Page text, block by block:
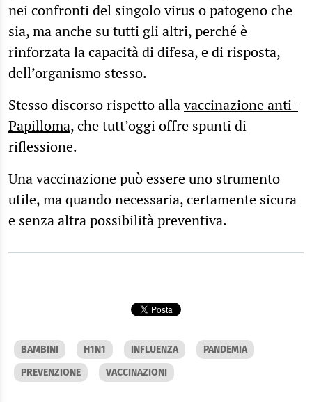
nei confronti del singolo virus o patogeno che
sia, ma anche su tutti gli altri, perché è
rinforzata la capacità di difesa, e di risposta,
dell’organismo stesso.
Stesso discorso rispetto allavaccinazione anti-
Papilloma, che tutt’oggi offre spunti di
riflessione.
Una vaccinazione può essere uno strumento
utile, ma quando necessaria, certamente sicura
e senza altra possibilità preventiva.
BAMBINI H1N1 INFLUENZA
PANDEMIA
PREVENZIONE
VACCINAZIONI